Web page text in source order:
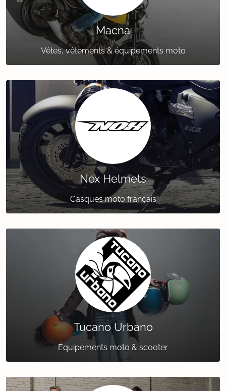
Macna
Vêtes, vêtements & équipements moto
Nox Helmets
Casques moto français
Tucano Urbano
Équipements moto & scooter